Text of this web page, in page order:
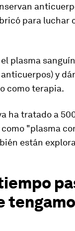
para luchar
plasma
y
como terapia.
ha tratado a
como "plasma
están